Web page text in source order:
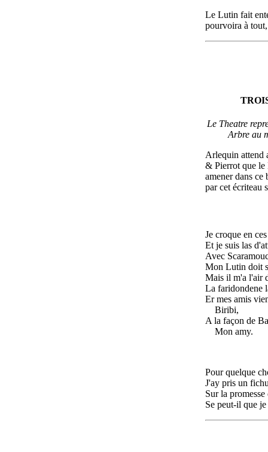
Le Lutin fait
pourvoira à
Le Theatre
Arbre au
Arlequin attend
& Pierrot que
amener dans
par cet écriteau
Je croque en
Et je suis las
Avec
Mon Lutin doit
Mais il m'a l'air
La faridondene
Er mes amis
Biribi,
A la façon de
Mon amy.
Pour quelque
J'ay pris un
Sur la
Se peut-il que